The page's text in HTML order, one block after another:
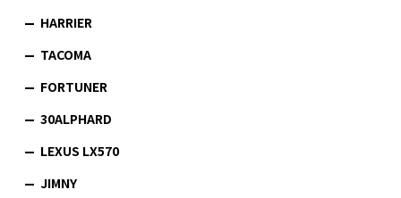
HARRIER
TACOMA
FORTUNER
30ALPHARD
LEXUS LX570
JIMNY